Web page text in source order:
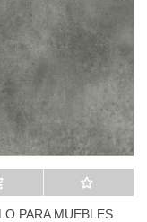
carrito A lista de deseos
PARA MUEBLES